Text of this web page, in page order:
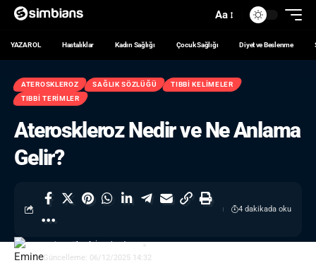
Aa
YAZAR OL Hastalıklar Kadın Sağlığı Çocuk Sağlığı Diyet ve Beslenme
ATEROSKLEROZ SAĞLIK SÖZLÜĞÜ
TIBBI KELIMELER
TIBBI TERIMLER
Ateroskleroz Nedir ve Ne Anlama
Gelir?
Güncelleme: 06/12/2025 14:32
Emine Köksal- İçerik Editörü
4 dakikada oku